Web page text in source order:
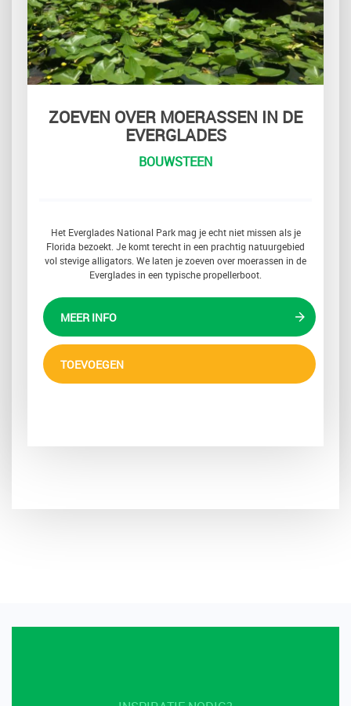
ZOEVEN OVER MOERASSEN IN DE
EVERGLADES
BOUWSTEEN
Het Everglades National Park mag je echt niet missen als je
Florida bezoekt. Je komt terecht in een prachtig natuurgebied
vol stevige alligators. We laten je zoeven over moerassen in de
Everglades in een typische propellerboot.
MEER INFO
TOEVOEGEN